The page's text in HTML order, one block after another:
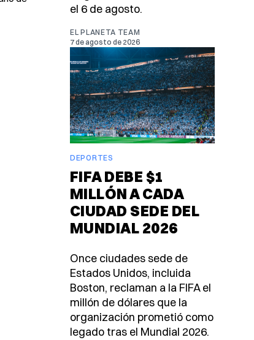
el 6 de agosto.
EL PLANETA TEAM
7 de agosto de 2026
DEPORTES
FIFA DEBE $1
MILLÓN A CADA
CIUDAD SEDE DEL
MUNDIAL 2026
Once ciudades sede de
Estados Unidos, incluida
Boston, reclaman a la FIFA el
millón de dólares que la
organización prometió como
legado tras el Mundial 2026.